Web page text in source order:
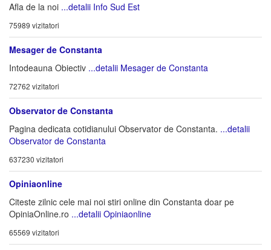
Afla de la noi ...detalii Info Sud Est
75989 vizitatori
Mesager de Constanta
Intodeauna Obiectiv ...detalii Mesager de Constanta
72762 vizitatori
Observator de Constanta
Pagina dedicata cotidianului Observator de Constanta. ...detalii
Observator de Constanta
637230 vizitatori
Opiniaonline
Citeste zilnic cele mai noi stiri online din Constanta doar pe
OpiniaOnline.ro ...detalii Opiniaonline
65569 vizitatori